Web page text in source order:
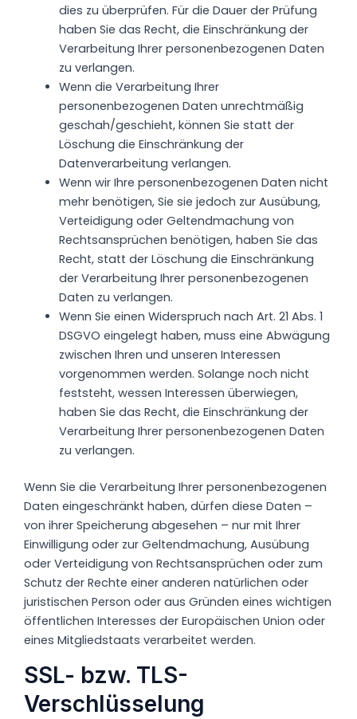
dies zu überprüfen. Für die Dauer der Prüfung
haben Sie das Recht, die Einschränkung der
Verarbeitung Ihrer personenbezogenen Daten
zu verlangen.
Wenn die Verarbeitung Ihrer
personenbezogenen Daten unrechtmäßig
geschah/geschieht, können Sie statt der
Löschung die Einschränkung der
Datenverarbeitung verlangen.
Wenn wir Ihre personenbezogenen Daten nicht
mehr benötigen, Sie sie jedoch zur Ausübung,
Verteidigung oder Geltendmachung von
Rechtsansprüchen benötigen, haben Sie das
Recht, statt der Löschung die Einschränkung
der Verarbeitung Ihrer personenbezogenen
Daten zu verlangen.
Wenn Sie einen Widerspruch nach Art. 21 Abs. 1
DSGVO eingelegt haben, muss eine Abwägung
zwischen Ihren und unseren Interessen
vorgenommen werden. Solange noch nicht
feststeht, wessen Interessen überwiegen,
haben Sie das Recht, die Einschränkung der
Verarbeitung Ihrer personenbezogenen Daten
zu verlangen.
Wenn Sie die Verarbeitung Ihrer personenbezogenen
Daten eingeschränkt haben, dürfen diese Daten –
von ihrer Speicherung abgesehen – nur mit Ihrer
Einwilligung oder zur Geltendmachung, Ausübung
oder Verteidigung von Rechtsansprüchen oder zum
Schutz der Rechte einer anderen natürlichen oder
juristischen Person oder aus Gründen eines wichtigen
öffentlichen Interesses der Europäischen Union oder
eines Mitgliedstaats verarbeitet werden.
SSL- bzw. TLS-
Verschlüsselung